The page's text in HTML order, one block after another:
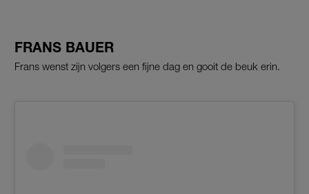
FRANS BAUER
Frans wenst zijn volgers een fijne dag en gooit de beuk erin.